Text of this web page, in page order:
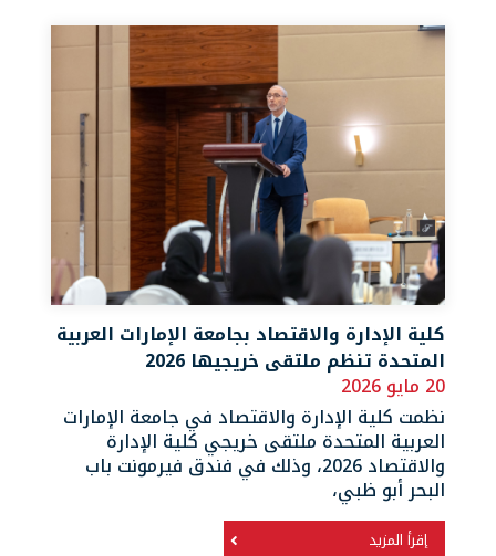
كلية الإدارة والاقتصاد بجامعة الإمارات العربية
المتحدة تنظم ملتقى خريجيها 2026
20 مايو 2026
نظمت كلية الإدارة والاقتصاد في جامعة الإمارات
العربية المتحدة ملتقى خريجي كلية الإدارة
والاقتصاد 2026، وذلك في فندق فيرمونت باب
البحر أبو ظبي،
إقرأ المزيد